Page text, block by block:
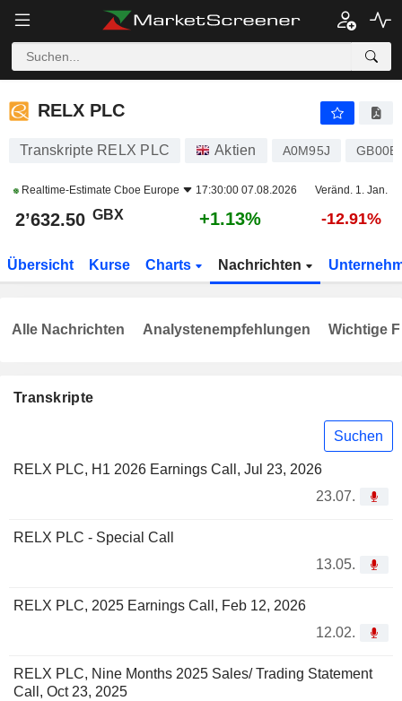
RELX PLC
RELX PLC
Transkripte RELX PLC Aktien A0M95J
Realtime-Estimate Cboe Europe 17:30:00 07.08.2026 Veränd. 1. Jan.
2’632.50 GBX +1.13% -12.91%
Übersicht Kurse Charts Nachrichten
Transkripte
Suchen
RELX PLC, H1 2026 Earnings Call, Jul 23, 2026
23.07.
RELX PLC - Special Call
13.05.
RELX PLC, 2025 Earnings Call, Feb 12, 2026
12.02.
RELX PLC, Nine Months 2025 Sales/ Trading Statement
Call, Oct 23, 2025
Alle Nachrichten Analystenempfehlungen Wichtige